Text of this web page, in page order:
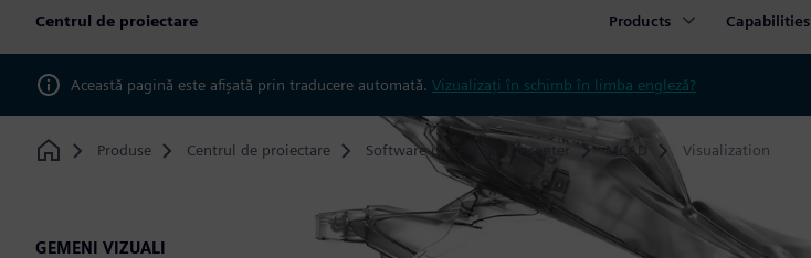
Centrul de proiectare Products Capabilities
Această pagină este afișată prin traducere automată. Vizualizați în schimb în limba engleză?
Home
Produse Centrul de proiectare Software-ul CAD Designcenter MCAD Visualization
GEMENI VIZUALI